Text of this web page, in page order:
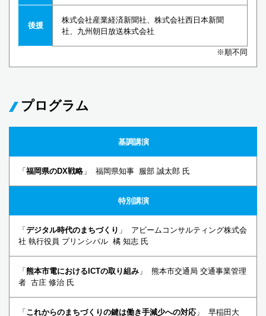
後援
株式会社産業経済新聞社、株式会社西日本新聞
社、九州朝日放送株式会社
※順不同
プログラム
基調講演
「 福岡県のDX戦略 」 福岡県知事 服部 誠太郎 氏
特別講演
「 デジタル時代のまちづくり 」 アビームコンサルティング株式会
社 執行役員 プリンシパル 橘 知志 氏
「 熊本市電におけるICTの取り組み 」 熊本市交通局 交通事業管理
者 古庄 修治 氏
「 これからのまちづくりの鍵は働き手減少への対応 」 早稲田大